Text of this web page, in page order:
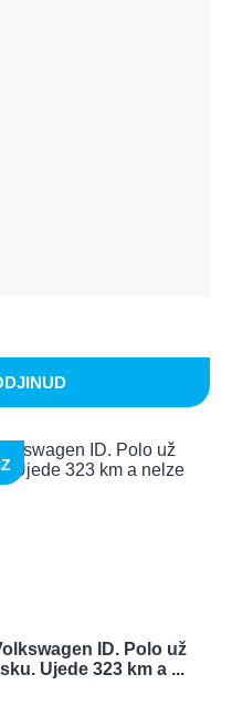
ID. Polo už
Ujede 323 km a ...